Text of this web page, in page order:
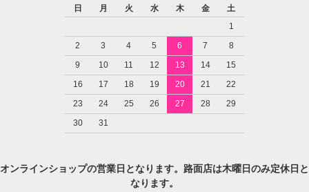
日
月 火 水 木 金
土
1
2
3 4 5 6 7
8
9
10 11 12 13 14
15
16
17 18 19 20 21
22
23
24 25 26 27 28
29
30
31
オンラインショップの営業日となります。路面店は木曜日のみ定休日と
なります。